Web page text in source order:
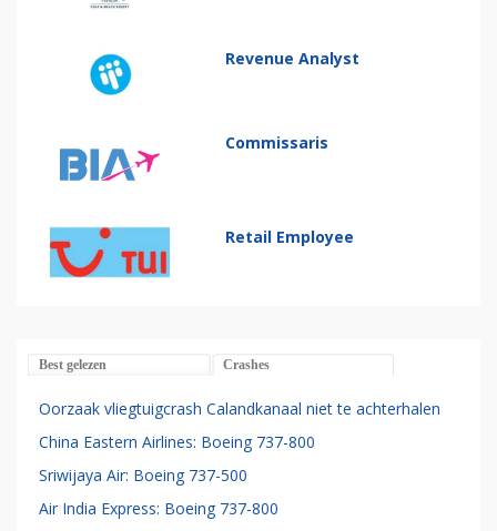
Revenue Analyst
Commissaris
Retail Employee
Best gelezen Crashes
Oorzaak vliegtuigcrash Calandkanaal niet te achterhalen
China Eastern Airlines: Boeing 737-800
Sriwijaya Air: Boeing 737-500
Air India Express: Boeing 737-800